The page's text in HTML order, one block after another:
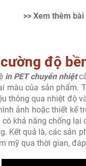
>> Xem thêm
độ
in PET chuyển nhiệt
màu của sản phẩm.
thông qua nhiệt độ
ảnh hoặc thiết kế
có khả năng chống
Kết quả là, các sản
mỹ qua thời gian,